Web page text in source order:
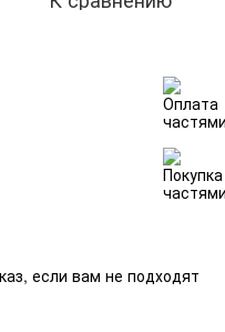
если вам не подходят